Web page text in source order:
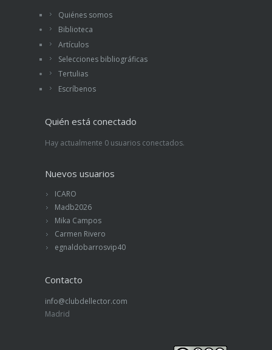
Quiénes somos
Biblioteca
Artículos
Selecciones bibliográficas
Tertulias
Escríbenos
Quién está conectado
Hay actualmente 0 usuarios conectados.
Nuevos usuarios
ICARO
Madb2026
Mika Campos
Carmen Rivero
egnaldobarrosvip40
Contacto
info@clubdellector.com
Madrid